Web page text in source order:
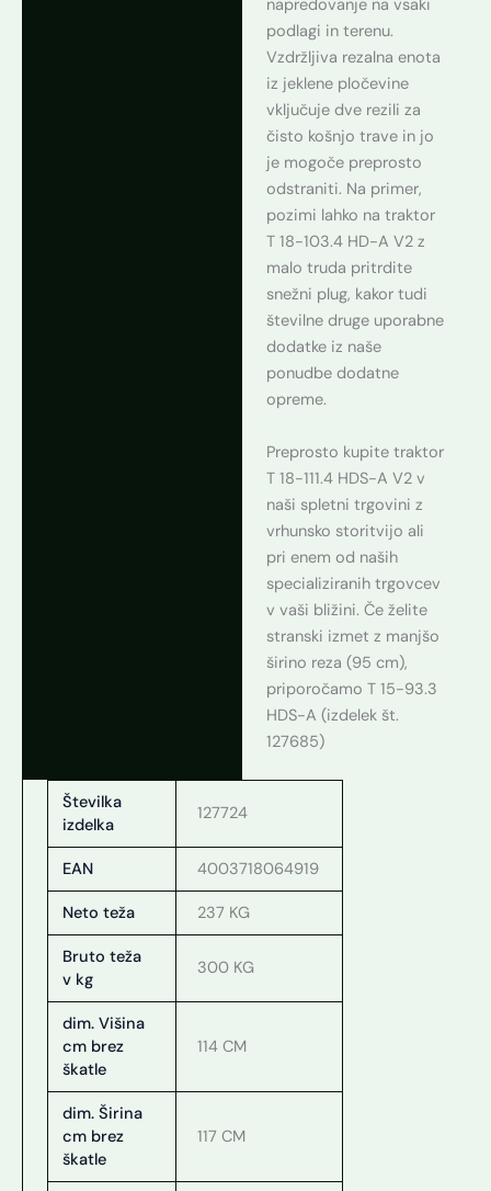
napredovanje na vsaki
podlagi in terenu.
Vzdržljiva rezalna enota
iz jeklene pločevine
vključuje dve rezili za
čisto košnjo trave in jo
je mogoče preprosto
odstraniti. Na primer,
pozimi lahko na traktor
T 18-103.4 HD-A V2 z
malo truda pritrdite
snežni plug, kakor tudi
številne druge uporabne
dodatke iz naše
ponudbe dodatne
opreme.
Preprosto kupite traktor
T 18-111.4 HDS-A V2 v
naši spletni trgovini z
vrhunsko storitvijo ali
pri enem od naših
specializiranih trgovcev
v vaši bližini. Če želite
stranski izmet z manjšo
širino reza (95 cm),
priporočamo T 15-93.3
HDS-A (izdelek št.
127685)
Številka
izdelka
127724
EAN 4003718064919
Neto teža 237 KG
Bruto teža
v kg
300 KG
dim. Višina
cm brez
škatle
114 CM
dim. Širina
cm brez
škatle
117 CM